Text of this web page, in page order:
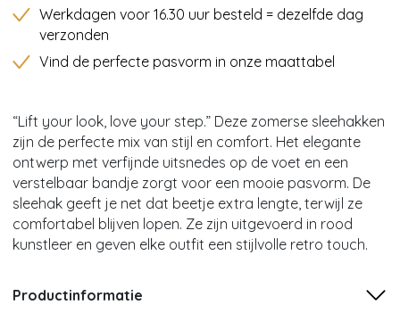
Werkdagen voor 16.30 uur besteld = dezelfde dag
verzonden
Vind de perfecte pasvorm in onze maattabel
“Lift your look, love your step.” Deze zomerse sleehakken
zijn de perfecte mix van stijl en comfort. Het elegante
ontwerp met verfijnde uitsnedes op de voet en een
verstelbaar bandje zorgt voor een mooie pasvorm. De
sleehak geeft je net dat beetje extra lengte, terwijl ze
comfortabel blijven lopen. Ze zijn uitgevoerd in rood
kunstleer en geven elke outfit een stijlvolle retro touch.
Productinformatie